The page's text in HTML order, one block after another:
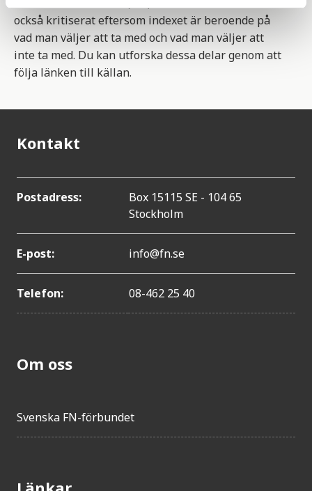
också kritiserat eftersom indexet är beroende på
vad man väljer att ta med och vad man väljer att
inte ta med. Du kan utforska dessa delar genom att
följa länken till källan.
Kontakt
Postadress:
Box 15115 SE - 104 65
Stockholm
E-post: info@fn.se
Telefon: 08-462 25 40
Om oss
Svenska FN-förbundet